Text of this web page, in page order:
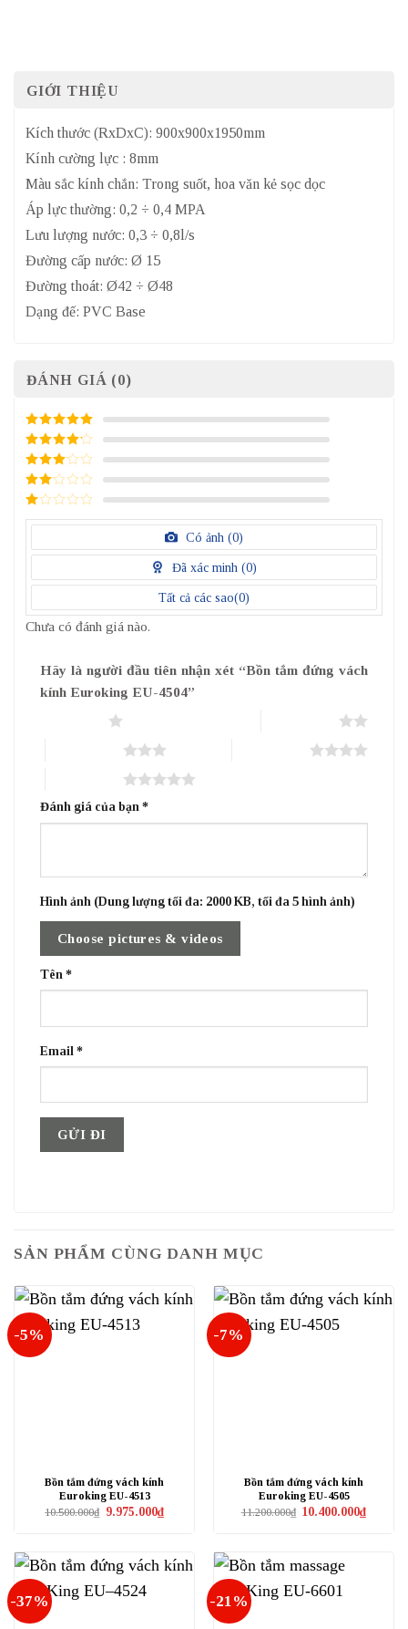
GIỚI THIỆU
Kích thước (RxDxC): 900x900x1950mm
Kính cường lực : 8mm
Màu sắc kính chắn: Trong suốt, hoa văn kẻ sọc dọc
Áp lực thường: 0,2 ÷ 0,4 MPA
Lưu lượng nước: 0,3 ÷ 0,8l/s
Đường cấp nước: Ø 15
Đường thoát: Ø42 ÷ Ø48
Dạng đế: PVC Base
ĐÁNH GIÁ (0)
5/ 5 điểm
4/ 5
điểm
3/ 5
điểm
2/
điểm
1
điểm
Có ảnh (0)
Đã xác minh (0)
Tất cả các sao(0)
Chưa có đánh giá nào.
Hãy là người đầu tiên nhận xét “Bồn tắm đứng vách
kính Euroking EU-4504”
Đánh giá của bạn *
Hình ảnh (Dung lượng tối đa: 2000 KB, tối đa 5 hình ảnh)
Choose pictures & videos
Tên *
Email *
SẢN PHẨM CÙNG DANH MỤC
-5%
Bồn tắm đứng vách kính
Euroking EU-4513
10.500.000₫ Giá
9.975.000₫Giá
hiện
9.975.000₫.
-7%
Bồn tắm đứng vách kính
Euroking EU-4505
11.200.000₫ Giá
10.400.000₫Giá
hiện
-37% -21%